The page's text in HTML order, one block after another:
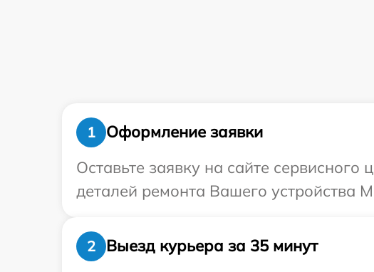
1
Оформление заявки
Оставьте заявку на сайте
деталей ремонта Вашего устройства
2
Выезд курьера за 35 минут